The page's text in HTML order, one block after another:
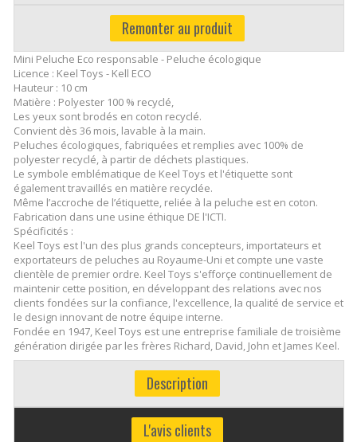
Remonter au produit
Mini Peluche Eco responsable - Peluche écologique
Licence : Keel Toys - Kell ECO
Hauteur : 10 cm
Matière : Polyester 100 % recyclé,
Les yeux sont brodés en coton recyclé.
Convient dès 36 mois, lavable à la main.
Peluches écologiques, fabriquées et remplies avec 100% de
polyester recyclé, à partir de déchets plastiques.
Le symbole emblématique de Keel Toys et l'étiquette sont
également travaillés en matière recyclée.
Même l’accroche de l’étiquette, reliée à la peluche est en coton.
Fabrication dans une usine éthique DE l'ICTI.
Spécificités :
Keel Toys est l'un des plus grands concepteurs, importateurs et
exportateurs de peluches au Royaume-Uni et compte une vaste
clientèle de premier ordre. Keel Toys s'efforçe continuellement de
maintenir cette position, en développant des relations avec nos
clients fondées sur la confiance, l'excellence, la qualité de service et
le design innovant de notre équipe interne.
Fondée en 1947, Keel Toys est une entreprise familiale de troisième
génération dirigée par les frères Richard, David, John et James Keel.
Description
L'avis clients